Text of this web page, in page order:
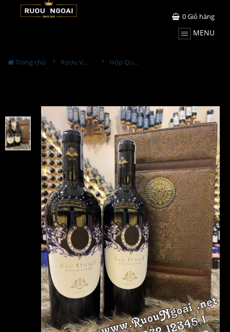
0Giỏ hàng
MENU
Trang chủ Rượu Vang Hộp Quà Hộp Quà Rượu Vang Italia Blu Onice Irpianico Cao Cấp